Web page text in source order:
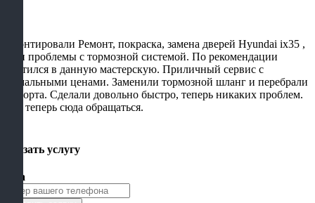
Ремонтировали Ремонт, покраска, замена дверей Hyundai ix35 ,
были проблемы с тормозной системой. По рекомендации
обратился в данную мастерскую. Приличный сервис с
нормальными ценами. Заменили тормозной шланг и перебрали
суппорта. Сделали довольно быстро, теперь никаких проблем.
Буду теперь сюда обращаться.
Заказать услугу
Цена